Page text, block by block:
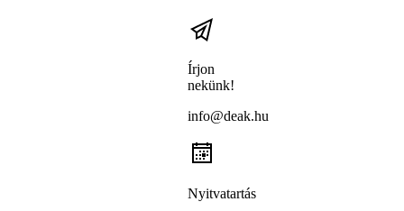
Írjon
nekünk!
info@deak.hu
Nyitvatartás